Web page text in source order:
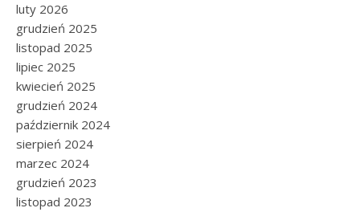
luty 2026
grudzień 2025
listopad 2025
lipiec 2025
kwiecień 2025
grudzień 2024
październik 2024
sierpień 2024
marzec 2024
grudzień 2023
listopad 2023